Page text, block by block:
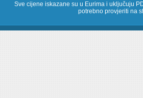
Sve cijene iskazane su u Eurima i uključuju
potrebno provjeriti na